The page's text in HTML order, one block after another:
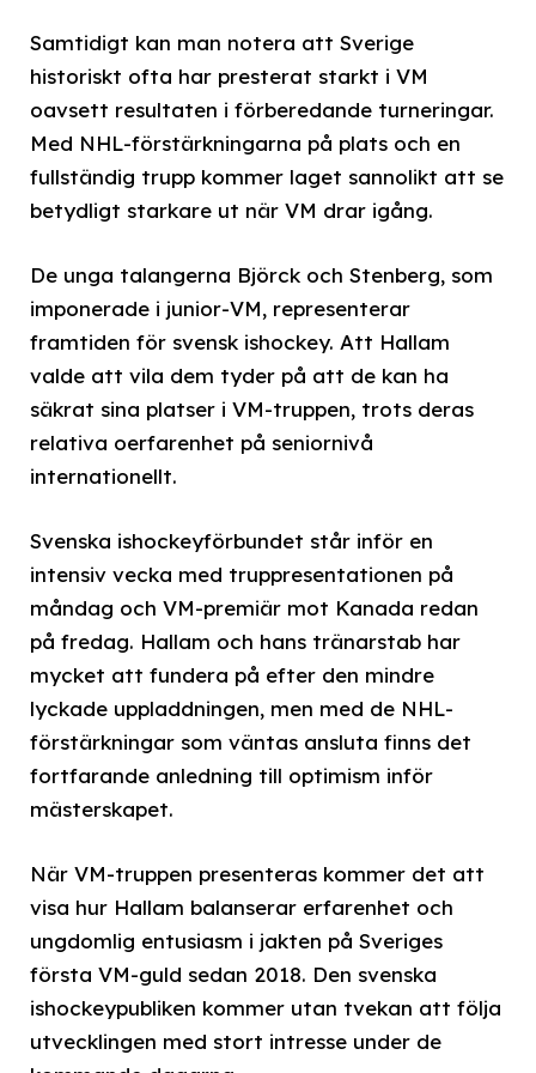
Samtidigt kan man notera att Sverige
historiskt ofta har presterat starkt i VM
oavsett resultaten i förberedande turneringar.
Med NHL-förstärkningarna på plats och en
fullständig trupp kommer laget sannolikt att se
betydligt starkare ut när VM drar igång.
De unga talangerna Björck och Stenberg, som
imponerade i junior-VM, representerar
framtiden för svensk ishockey. Att Hallam
valde att vila dem tyder på att de kan ha
säkrat sina platser i VM-truppen, trots deras
relativa oerfarenhet på seniornivå
internationellt.
Svenska ishockeyförbundet står inför en
intensiv vecka med truppresentationen på
måndag och VM-premiär mot Kanada redan
på fredag. Hallam och hans tränarstab har
mycket att fundera på efter den mindre
lyckade uppladdningen, men med de NHL-
förstärkningar som väntas ansluta finns det
fortfarande anledning till optimism inför
mästerskapet.
När VM-truppen presenteras kommer det att
visa hur Hallam balanserar erfarenhet och
ungdomlig entusiasm i jakten på Sveriges
första VM-guld sedan 2018. Den svenska
ishockeypubliken kommer utan tvekan att följa
utvecklingen med stort intresse under de